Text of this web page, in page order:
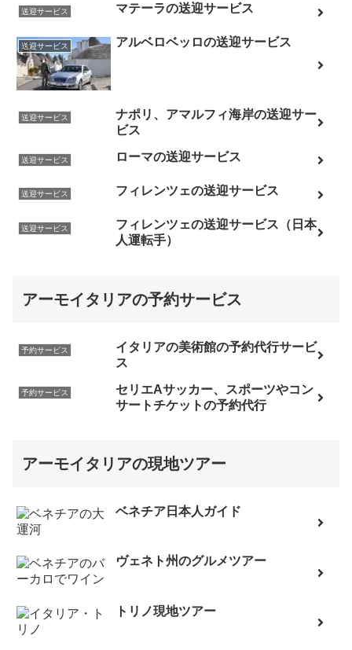
送迎サービス マテーラの送迎サービス
送迎サービス アルベロベッロの送迎サービス
送迎サービス
ナポリ、アマルフィ海岸の送迎サー
ビス
送迎サービス ローマの送迎サービス
送迎サービス フィレンツェの送迎サービス
送迎サービス
フィレンツェの送迎サービス（日本
人運転手）
アーモイタリアの予約サービス
予約サービス
イタリアの美術館の予約代行サービ
ス
予約サービス
セリエAサッカー、スポーツやコン
サートチケットの予約代行
アーモイタリアの現地ツアー
ベネチア日本人ガイド
ヴェネト州のグルメツアー
トリノ現地ツアー